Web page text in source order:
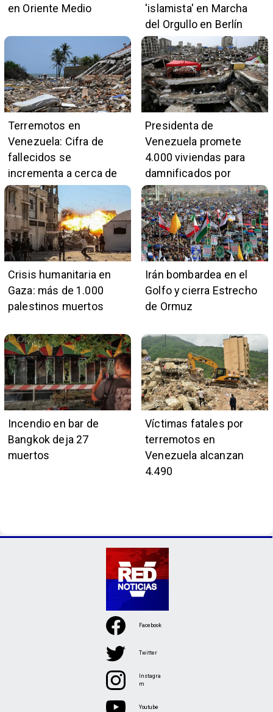
en Oriente Medio
'islamista' en Marcha
del Orgullo en Berlín
Terremotos en
Venezuela: Cifra de
fallecidos se
incrementa a cerca de
5.400
Presidenta de
Venezuela promete
4.000 viviendas para
damnificados por
terremotos
Crisis humanitaria en
Gaza: más de 1.000
palestinos muertos
Irán bombardea en el
Golfo y cierra Estrecho
de Ormuz
Incendio en bar de
Bangkok deja 27
muertos
Víctimas fatales por
terremotos en
Venezuela alcanzan
4.490
Facebook
Twitter
Instagra
m
Youtube